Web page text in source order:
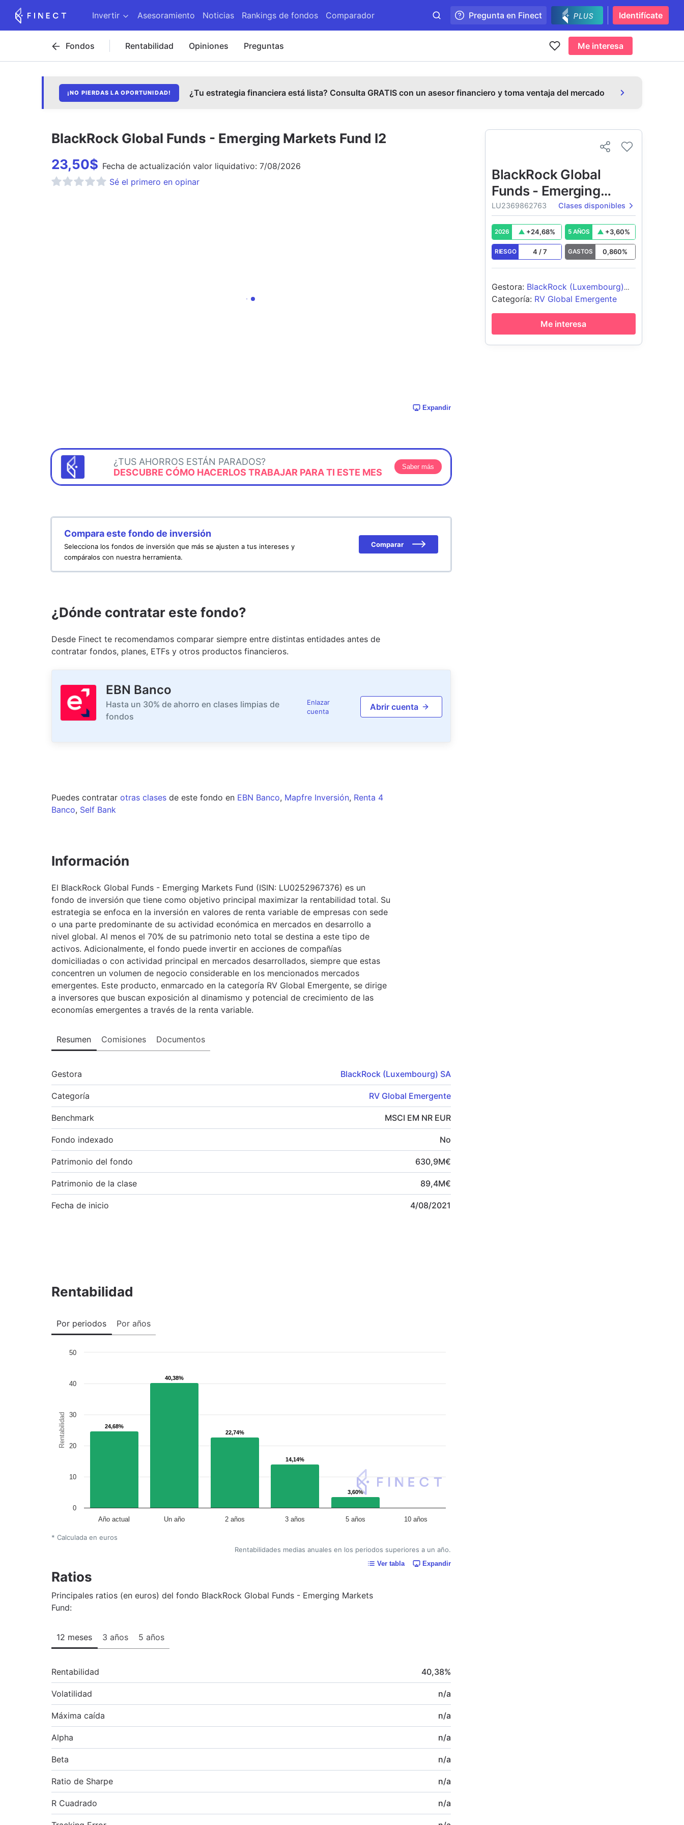
Invertir Asesoramiento Noticias Rankings de fondos Comparador Pregunta en Finect Identifícate
Fondos Rentabilidad Opiniones Preguntas Me interesa
¡NO PIERDAS LA OPORTUNIDAD! ¿Tu estrategia financiera está lista? Consulta GRATIS con un asesor financiero y toma ventaja del mercado
BlackRock Global Funds - Emerging Markets Fund I2
23,50$ Fecha de actualización valor liquidativo: 7/08/2026
Sé el primero en opinar
Expandir
¿TUS AHORROS ESTÁN PARADOS?
DESCUBRE CÓMO HACERLOS TRABAJAR PARA TI ESTE MES
Saber más
Compara este fondo de inversión
Selecciona los fondos de inversión que más se ajusten a tus intereses y
compáralos con nuestra herramienta.
Comparar
¿Dónde contratar este fondo?
Desde Finect te recomendamos comparar siempre entre distintas entidades antes de
contratar fondos, planes, ETFs y otros productos financieros.
EBN Banco
Hasta un 30% de ahorro en clases limpias de
fondos
Enlazar
cuenta
Abrir cuenta
Puedes contratar otras clases de este fondo en EBN Banco, Mapfre Inversión, Renta 4
Banco, Self Bank
Información
El BlackRock Global Funds - Emerging Markets Fund (ISIN: LU0252967376) es un
fondo de inversión que tiene como objetivo principal maximizar la rentabilidad total. Su
estrategia se enfoca en la inversión en valores de renta variable de empresas con sede
o una parte predominante de su actividad económica en mercados en desarrollo a
nivel global. Al menos el 70% de su patrimonio neto total se destina a este tipo de
activos. Adicionalmente, el fondo puede invertir en acciones de compañías
domiciliadas o con actividad principal en mercados desarrollados, siempre que estas
concentren un volumen de negocio considerable en los mencionados mercados
emergentes. Este producto, enmarcado en la categoría RV Global Emergente, se dirige
a inversores que buscan exposición al dinamismo y potencial de crecimiento de las
economías emergentes a través de la renta variable.
Resumen Comisiones Documentos
Gestora BlackRock (Luxembourg) SA
Categoría RV Global Emergente
Benchmark MSCI EM NR EUR
Fondo indexado No
Patrimonio del fondo 630,9M€
Patrimonio de la clase 89,4M€
Fecha de inicio 4/08/2021
BlackRock Global
Funds - Emerging
Markets Fund
LU2369862763 Clases disponibles
2026 +24,68% 5 AÑOS +3,60%
RIESGO 4 /7 GASTOS 0,860%
Gestora: BlackRock (Luxembourg)
SA
Categoría: RV Global Emergente
Me interesa
Rentabilidad
Por periodos Por años
Rentabilidad 24,68%
24,68%
40,38%
40,38%
22,74%
22,74%
14,14%
14,14%
3,60%
3,60%
Año actual Un año 2 años 3 años 5 años 10 años
0
10
20
30
40
50
* Calculada en euros
Rentabilidades medias anuales en los periodos superiores a un año.
Ver tabla Expandir
Ratios
Principales ratios (en euros) del fondo BlackRock Global Funds - Emerging Markets
Fund:
12 meses 3 años 5 años
Rentabilidad 40,38%
Volatilidad n/a
Máxima caída n/a
Alpha n/a
Beta n/a
Ratio de Sharpe n/a
R Cuadrado n/a